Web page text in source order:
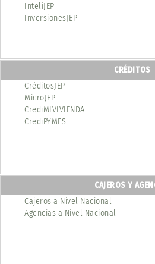
InteliJEP
InversionesJEP
CRÉDITOS
CréditosJEP
MicroJEP
CrediMIVIVIENDA
CrediPYMES
CAJEROS Y
Cajeros a Nivel Nacional
Agencias a Nivel Nacional